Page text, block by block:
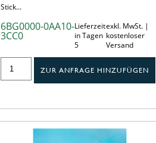
Stick…
6BG0000-0AA10-
3CC0
Lieferzeit
in Tagen
5
exkl. MwSt. |
kostenloser
Versand
ZUR ANFRAGE HINZUFÜGEN